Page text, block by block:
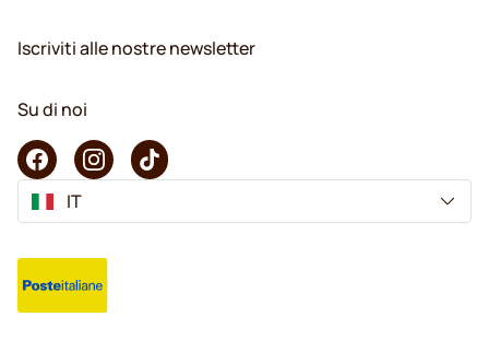
Iscriviti alle nostre newsletter
Su di noi
IT